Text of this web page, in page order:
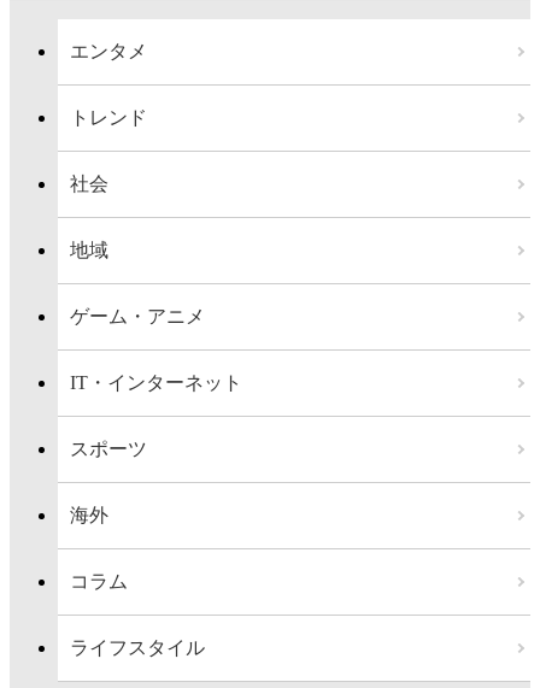
エンタメ
トレンド
社会
地域
ゲーム・アニメ
IT・インターネット
スポーツ
海外
コラム
ライフスタイル